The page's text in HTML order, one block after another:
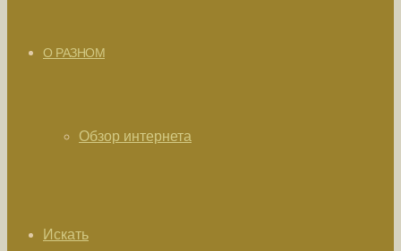
О РАЗНОМ
Обзор интернета
Искать